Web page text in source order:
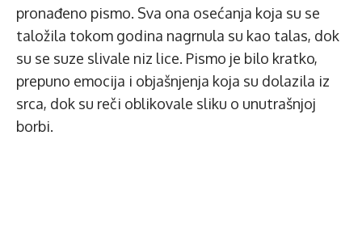
pronađeno pismo. Sva ona osećanja koja su se
taložila tokom godina nagrnula su kao talas, dok
su se suze slivale niz lice. Pismo je bilo kratko,
prepuno emocija i objašnjenja koja su dolazila iz
srca, dok su reči oblikovale sliku o unutrašnjoj
borbi.